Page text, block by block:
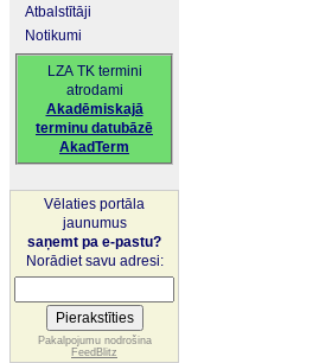
Atbalstītāji
Notikumi
LZA TK termini
atrodami
Akadēmiskajā
terminu datubāzē
AkadTerm
Vēlaties portāla
jaunumus
saņemt pa e-pastu?
Norādiet savu adresi:
Pakalpojumu nodrošina
FeedBlitz